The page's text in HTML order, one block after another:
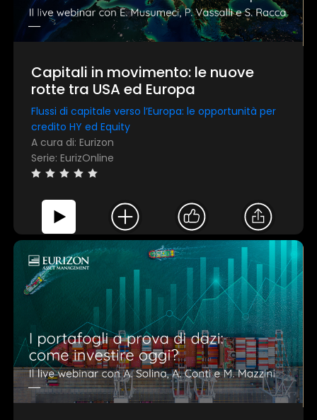
Capitali in movimento: le nuove
rotte tra USA ed Europa
Flussi di capitale verso l’Europa: le opportunità per
credito HY ed Equity
A cura di: Eurizon
Serie: EurizOnline